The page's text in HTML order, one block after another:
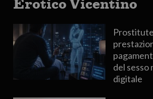
Erotico Vicentino
del sesso
digitale